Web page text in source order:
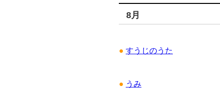
8月
● すうじのうた
● うみ